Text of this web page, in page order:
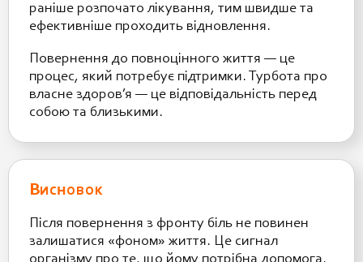
раніше розпочато лікування, тим швидше та
ефективніше проходить відновлення.
Повернення до повноцінного життя — це
процес, який потребує підтримки. Турбота про
власне здоров’я — це відповідальність перед
собою та близькими.
Висновок
Після повернення з фронту біль не повинен
залишатися «фоном» життя. Це сигнал